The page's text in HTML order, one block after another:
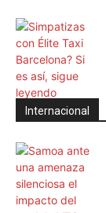
Internacional